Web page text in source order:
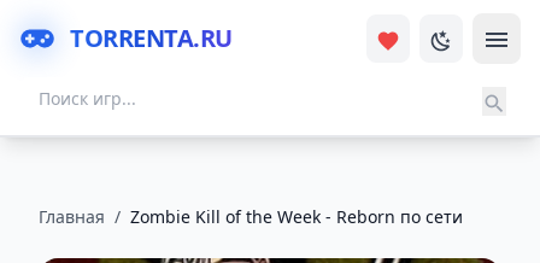
TORRENTA.RU
Главная / Zombie Kill of the Week - Reborn по сети